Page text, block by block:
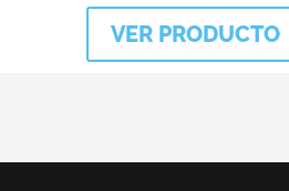
VER PRODUCTO